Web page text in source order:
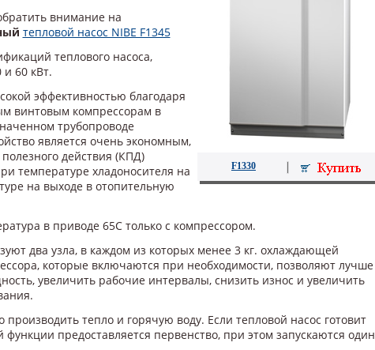
F1330
внимание на
тепловой насос NIBE F1345
теплового насоса,
60 кВт.
эффективностью благодаря
винтовым компрессорам в
трубопроводе
является очень экономным,
действия (КПД)
температуре хладоносителя на
на выходе в отопительную
в приводе 65С только с компрессором.
два узла, в каждом из которых менее 3 кг. охлаждающей
которые включаются при необходимости, позволяют лучше
увеличить рабочие интервалы, снизить износ и увеличить
тепло и горячую воду. Если тепловой насос готовит
функции предоставляется первенство, при этом запускаются один